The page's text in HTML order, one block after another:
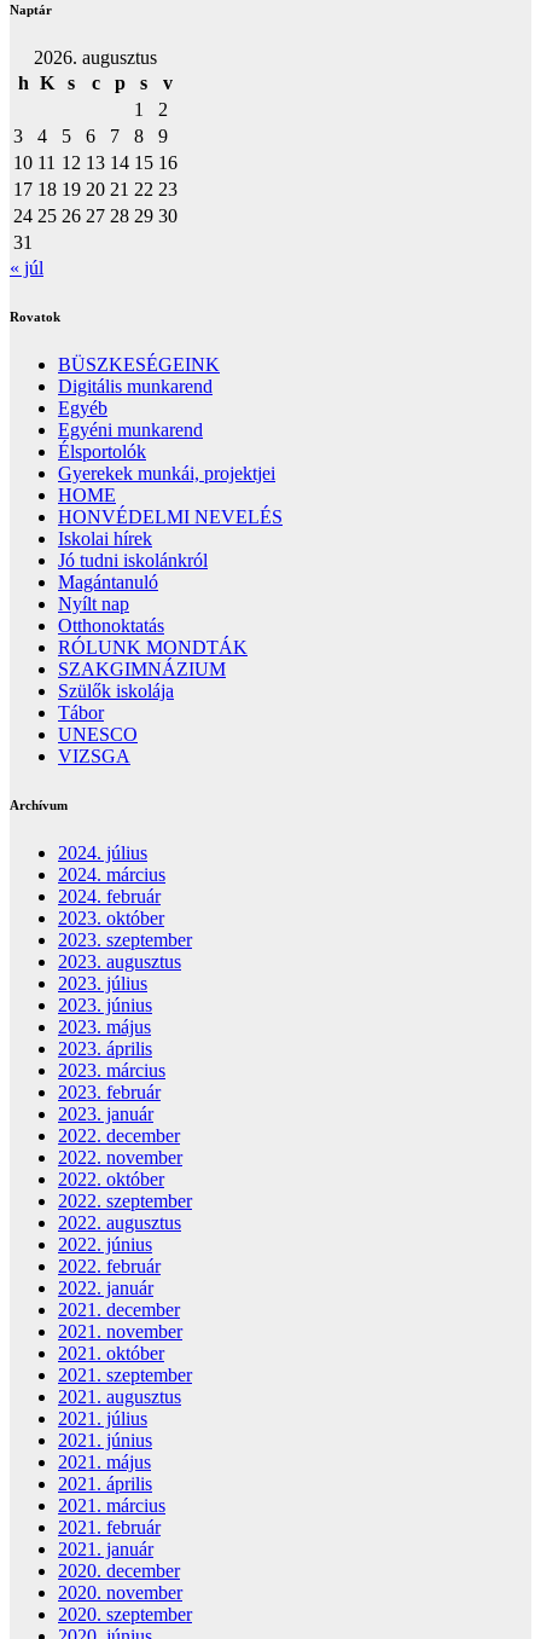
Naptár
2026. augusztus
h K s c p s
v
1
2
3
4 5 6 7 8
9
10 11 12 13 14 15 16
17 18 19 20 21 22 23
24 25 26 27 28 29 30
31
« júl
Rovatok
BÜSZKESÉGEINK
Digitális munkarend
Egyéb
Egyéni munkarend
Élsportolók
Gyerekek munkái, projektjei
HOME
HONVÉDELMI NEVELÉS
Iskolai hírek
Jó tudni iskolánkról
Magántanuló
Nyílt nap
Otthonoktatás
RÓLUNK MONDTÁK
SZAKGIMNÁZIUM
Szülők iskolája
Tábor
UNESCO
VIZSGA
Archívum
2024. július
2024. március
2024. február
2023. október
2023. szeptember
2023. augusztus
2023. július
2023. június
2023. május
2023. április
2023. március
2023. február
2023. január
2022. december
2022. november
2022. október
2022. szeptember
2022. augusztus
2022. június
2022. február
2022. január
2021. december
2021. november
2021. október
2021. szeptember
2021. augusztus
2021. július
2021. június
2021. május
2021. április
2021. március
2021. február
2021. január
2020. december
2020. november
2020. szeptember